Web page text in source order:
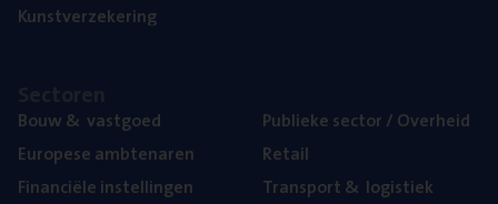
Kunst­ver­ze­ke­ring
Bouw& vastgoed
Euro­pe­se ambtenaren
Finan­ci­ë­le instellingen
Publie­ke sec­tor / Overheid
Retail
Trans­port& logistiek